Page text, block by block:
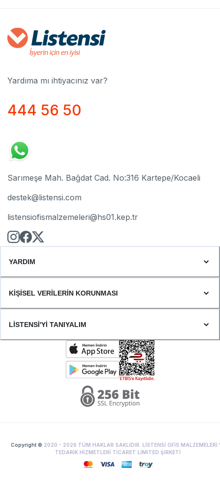
Yardıma mı ihtiyacınız var?
444 56 50
Sarımeşe Mah. Bağdat Cad. No:316 Kartepe/Kocaeli
destek@listensi.com
listensiofismalzemeleri@hs01.kep.tr
YARDIM
KİŞİSEL VERİLERİN KORUNMASI
LİSTENSİ'Yİ TANIYALIM
Copyright © 2020 - 2026 TÜM HAKLAR SAKLIDIR. LİSTENSİ OFİS MALZEMELERİ
TEDARİK HİZMETLERİ TİCARET LİMİTED ŞİRKETİ